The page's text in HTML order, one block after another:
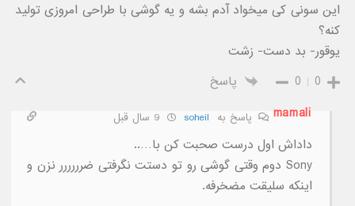
این سونی کی میخواد آدم بشه و یه گوشی با طراحی امروزی تولید
کنه؟
یوقور- بد دست- زشت
0
0
پاسخ
mamali
پاسخ به soheil
داداش اول درست صحبت کن با…..
Sony دوم وقتی گوشی رو تو دستت نگرفتی ضرررررر نزن و
اینکه سلیقت مضخرفه.